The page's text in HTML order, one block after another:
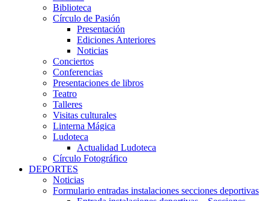
Biblioteca
Círculo de Pasión
Presentación
Ediciones Anteriores
Noticias
Conciertos
Conferencias
Presentaciones de libros
Teatro
Talleres
Visitas culturales
Linterna Mágica
Ludoteca
Actualidad Ludoteca
Círculo Fotográfico
DEPORTES
Noticias
Formulario entradas instalaciones secciones deportivas